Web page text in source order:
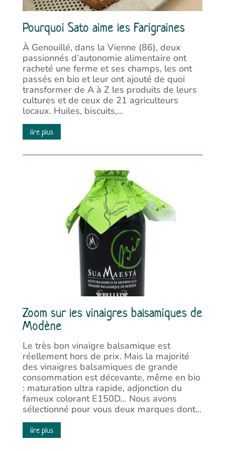
Pourquoi Sato aime les Farigraines
À Genouillé, dans la Vienne (86), deux
passionnés d’autonomie alimentaire ont
racheté une ferme et ses champs, les ont
passés en bio et leur ont ajouté de quoi
transformer de A à Z les produits de leurs
cultures et de ceux de 21 agriculteurs
locaux. Huiles, biscuits,...
lire plus
Zoom sur les vinaigres balsamiques de
Modène
Le très bon vinaigre balsamique est
réellement hors de prix. Mais la majorité
des vinaigres balsamiques de grande
consommation est décevante, même en bio
: maturation ultra rapide, adjonction du
fameux colorant E150D… Nous avons
sélectionné pour vous deux marques dont...
lire plus